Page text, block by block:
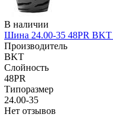
В наличии
Шина 24.00-35 48PR
Производитель
BKT
Слойность
48PR
Типоразмер
24.00-35
Нет отзывов